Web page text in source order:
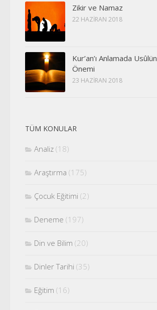
Zikir ve Namaz
22 HAZIRAN 2018
Kur’an’ı Anlamada Usûlün
Önemi
23 HAZIRAN 2018
TÜM KONULAR
Analiz (18)
Araştırma (175)
Çocuk Eğitimi (2)
Deneme (197)
Din ve Bilim (20)
Dinler Tarihi (35)
Eğitim (16)